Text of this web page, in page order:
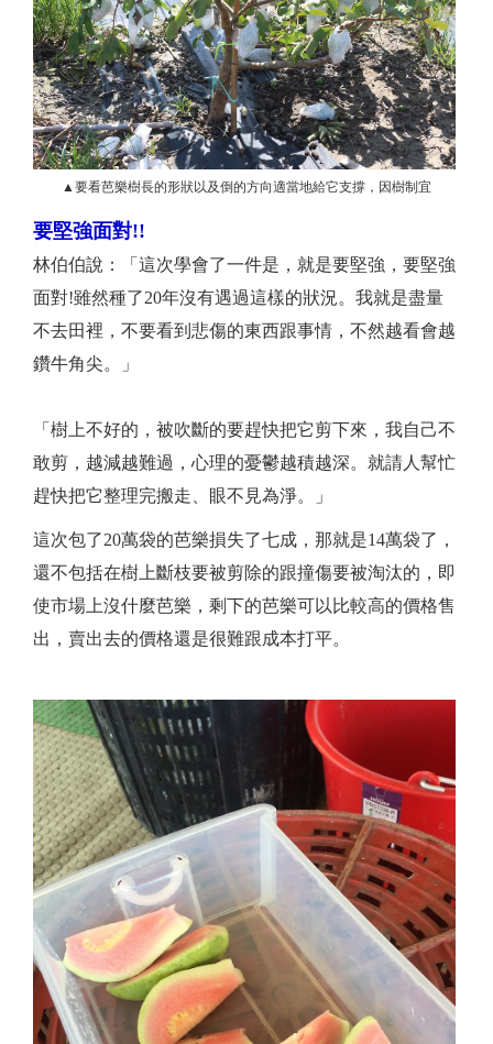
▲要看芭樂樹長的形狀以及倒的方向適當地給它支撐，因樹制宜
要堅強面對!!
林伯伯說：「這次學會了一件是，就是要堅強，要堅強
面對!雖然種了20年沒有遇過這樣的狀況。我就是盡量
不去田裡，不要看到悲傷的東西跟事情，不然越看會越
鑽牛角尖。」
「樹上不好的，被吹斷的要趕快把它剪下來，我自己不
敢剪，越減越難過，心理的憂鬱越積越深。就請人幫忙
趕快把它整理完搬走、眼不見為淨。」
這次包了20萬袋的芭樂損失了七成，那就是14萬袋了，
還不包括在樹上斷枝要被剪除的跟撞傷要被淘汰的，即
使市場上沒什麼芭樂，剩下的芭樂可以比較高的價格售
出，賣出去的價格還是很難跟成本打平。